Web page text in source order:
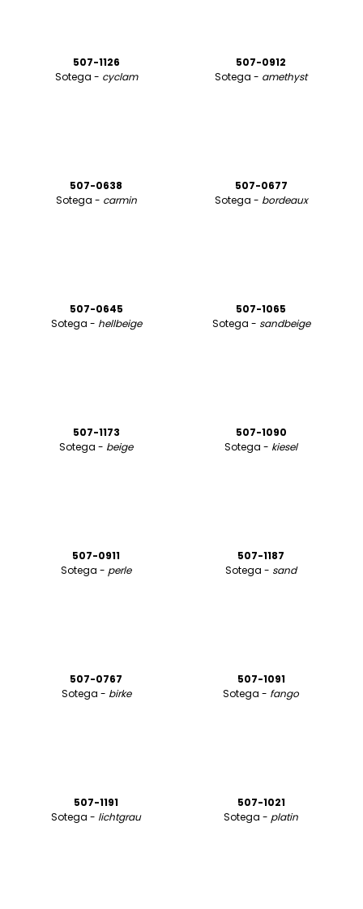
507-1126
Sotega - cyclam
507-0912
Sotega - amethyst
507-0638
Sotega - carmin
507-0677
Sotega - bordeaux
507-0645
Sotega - hellbeige
507-1065
Sotega - sandbeige
507-1173
Sotega - beige
507-1090
Sotega - kiesel
507-0911
Sotega - perle
507-1187
Sotega - sand
507-0767
Sotega - birke
507-1091
Sotega - fango
507-1191
Sotega - lichtgrau
507-1021
Sotega - platin